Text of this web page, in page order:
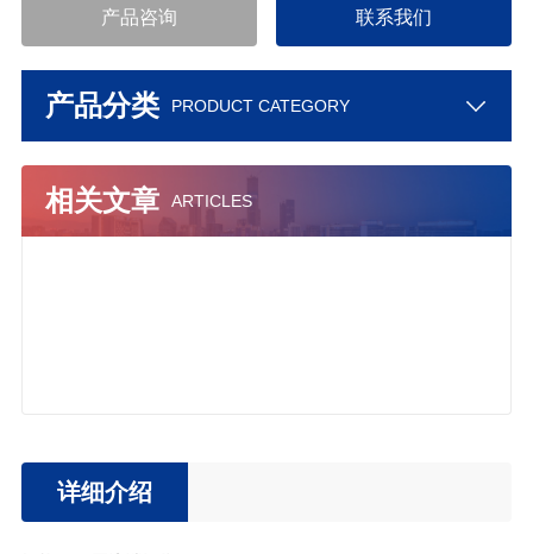
产品咨询 联系我们
产品分类 PRODUCT CATEGORY
相关文章 ARTICLES
详细介绍